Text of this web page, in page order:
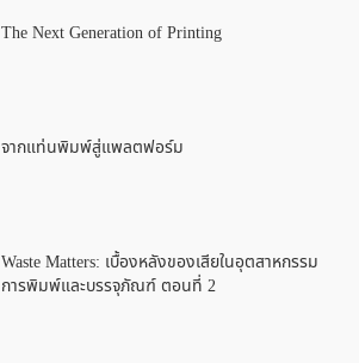
The Next Generation of Printing
จากแท่นพิมพ์สู่แพลตฟอร์ม
Waste Matters: เบื้องหลังของเสียในอุตสาหกรรม
การพิมพ์และบรรจุภัณฑ์ ตอนที่ 2